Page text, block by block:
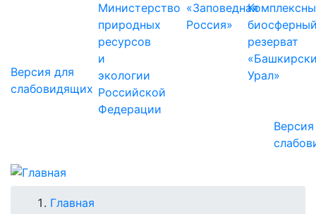
Версия для
слабовидящих
Министерство
природных
ресурсов
и
экологии
Российской
Федерации
«Заповедная
Россия»
резерват
Урал»
Строка
Главная